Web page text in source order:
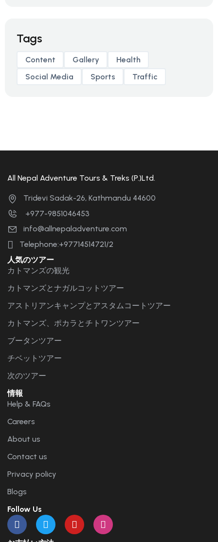
Tags
Content Gallery
Health
Social Media
Sports Traffic
All Nepal Adventure Tours & Treks (P.)Ltd.
Tridevi Sadak-26, Kathmandu 44600
+977-9851046453
info@allnepaladventure.com
Telephone:+97714514721/2
人気のツアー
カトマンズの観光
カトマンズとナガルコットツアー
アストリアンキャンプとアスタムコートツアー
カトマンズ、ポカラとチトワンツアー
ブータンツアー
チベットツアー
次のツアー
情報
Help & FAQs
Careers
About us
Contact us
Privacy policy
Blogs
Follow Us